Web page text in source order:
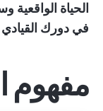
الحياة
في دورك القيادي
مفهوم